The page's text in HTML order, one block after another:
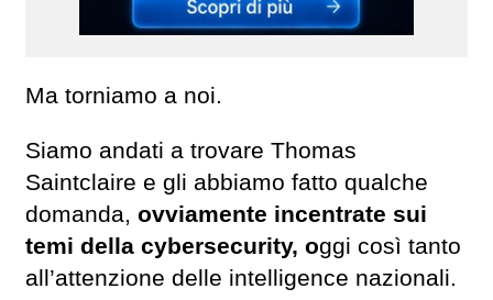
Ma torniamo a noi.
Siamo andati a trovare Thomas
Saintclaire e gli abbiamo fatto qualche
domanda, ovviamente incentrate sui
temi della cybersecurity, oggi così tanto
all’attenzione delle intelligence nazionali.